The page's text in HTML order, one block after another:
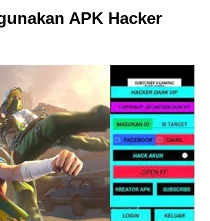
APK Hacker